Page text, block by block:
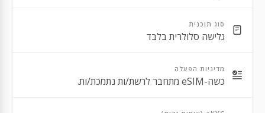
Apple iPhone 12 Pro Max
סוג תוכנית
גלישה סלולרית בלבד
מדיניות הפעלה
כשה-eSIM מתחבר לרשת/ות נתמכת/ות.